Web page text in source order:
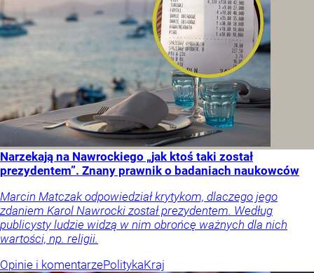
Narzekają na Nawrockiego „jak ktoś taki został
prezydentem”. Znany prawnik o badaniach naukowców
Marcin Matczak odpowiedział krytykom, dlaczego jego
zdaniem Karol Nawrocki został prezydentem. Według
publicysty ludzie widzą w nim obrońcę ważnych dla nich
wartości, np. religii.
Opinie i komentarzePolitykaKraj